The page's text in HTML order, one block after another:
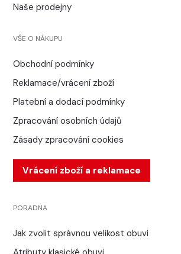
Naše prodejny
VŠE O NÁKUPU
Obchodní podmínky
Reklamace/vrácení zboží
Platební a dodací podmínky
Zpracování osobních údajů
Zásady zpracování cookies
Vrácení zboží a reklamace
PORADNA
Jak zvolit správnou velikost obuvi